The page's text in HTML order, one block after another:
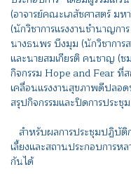
(อาจารย์คณะเภสัชศาสตร์ ม
(นักวิชาการแรงงานชำนาญกา
นางธนพร บึงมุม (นักวิชาการ
และนายสมเกียรติ คนชาญ (
กิจกรรม Hope and Fear ที่
เคลื่อนแรงงานสุขภาพดีปลอ
สรุปกิจกรรมและปิดการประชุม
สำหรับผลการประชุมปฏิบัติ
เลี้ยงและสถานประกอบการห
กันได้